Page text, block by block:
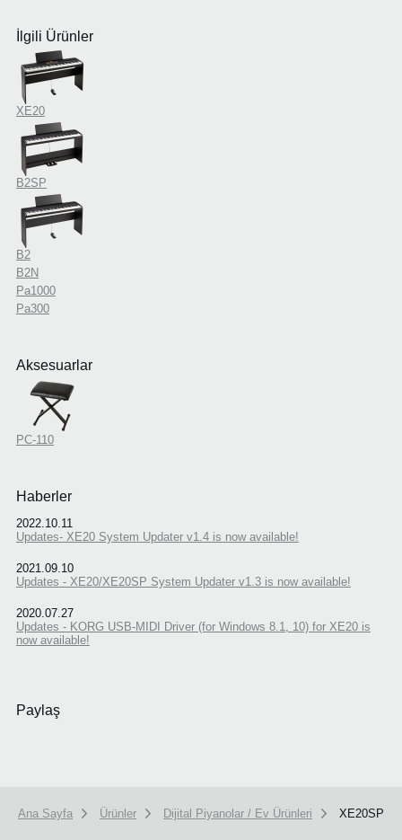
İlgili Ürünler
XE20
B2SP
B2
B2N
Pa1000
Pa300
Aksesuarlar
PC-110
Haberler
2022.10.11
Updates- XE20 System Updater v1.4 is now available!
2021.09.10
Updates - XE20/XE20SP System Updater v1.3 is now available!
2020.07.27
Updates - KORG USB-MIDI Driver (for Windows 8.1, 10) for XE20 is
now available!
Paylaş
Ana Sayfa Ürünler Dijital Piyanolar / Ev Ürünleri XE20SP